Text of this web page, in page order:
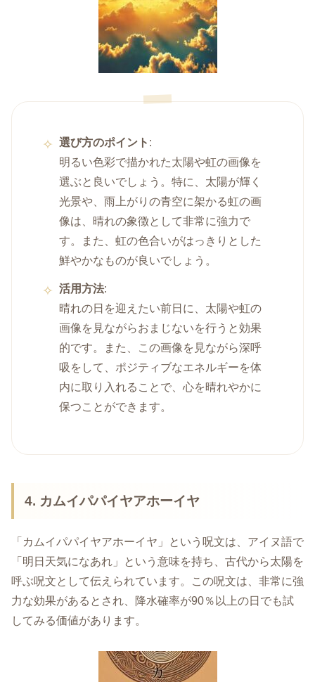
選び方のポイント :
明るい色彩で描かれた太陽や虹の画像を
選ぶと良いでしょう。特に、太陽が輝く
光景や、雨上がりの青空に架かる虹の画
像は、晴れの象徴として非常に強力で
す。また、虹の色合いがはっきりとした
鮮やかなものが良いでしょう。
活用方法:
晴れの日を迎えたい前日に、太陽や虹の
画像を見ながらおまじないを行うと効果
的です。また、この画像を見ながら深呼
吸をして、ポジティブなエネルギーを体
内に取り入れることで、心を晴れやかに
保つことができます。
4. カムイパパイヤアホーイヤ
「カムイパパイヤアホーイヤ」という呪文は、アイヌ語で
「明日天気になあれ」という意味を持ち、古代から太陽を
呼ぶ呪文として伝えられています。この呪文は、非常に強
力な効果があるとされ、降水確率が90％以上の日でも試
してみる価値があります。